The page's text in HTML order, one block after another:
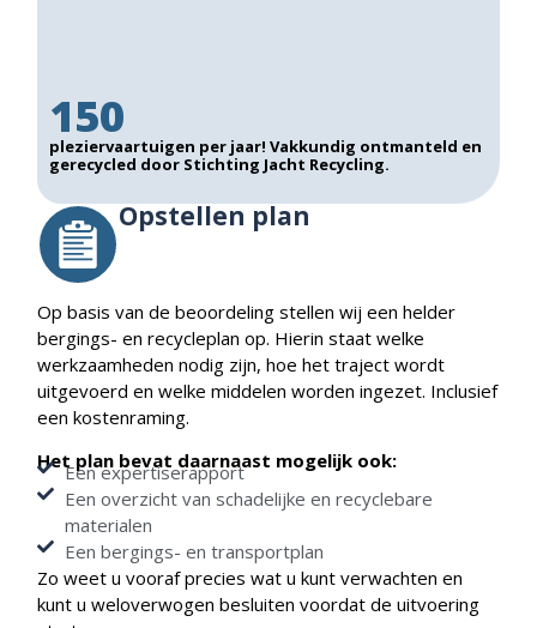
150
pleziervaartuigen per jaar! Vakkundig ontmanteld en
gerecycled door Stichting Jacht Recycling.
Opstellen plan
Op basis van de beoordeling stellen wij een helder
bergings- en recycleplan op. Hierin staat welke
werkzaamheden nodig zijn, hoe het traject wordt
uitgevoerd en welke middelen worden ingezet. Inclusief
een kostenraming.
Het plan bevat daarnaast mogelijk ook:
Een expertiserapport
Een overzicht van schadelijke en recyclebare
materialen
Een bergings- en transportplan
Zo weet u vooraf precies wat u kunt verwachten en
kunt u weloverwogen besluiten voordat de uitvoering